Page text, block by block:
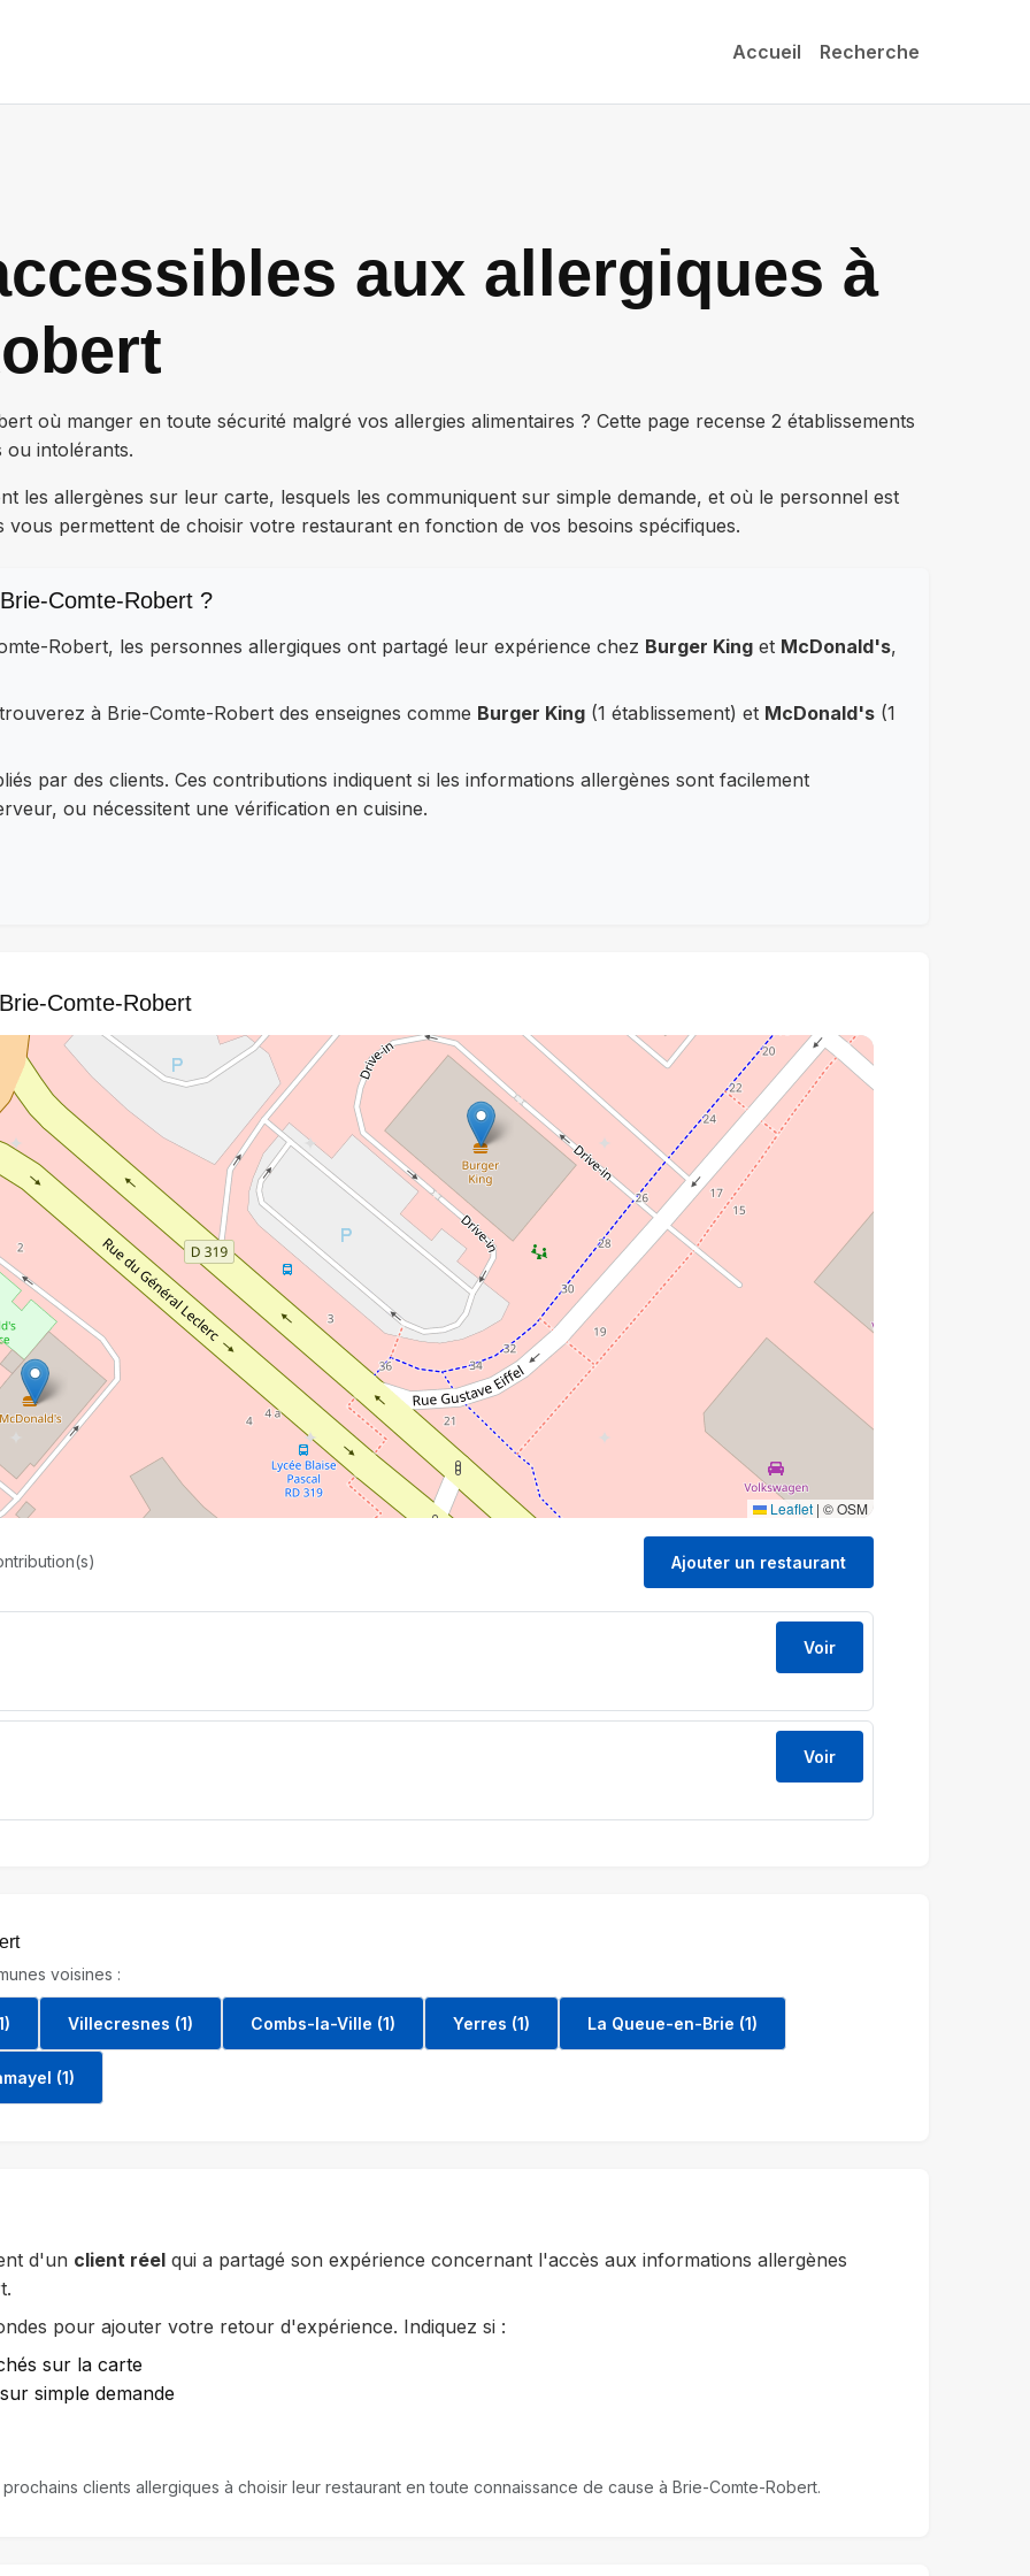
Accueil Recherche
aux allergiques à
où manger en toute sécurité malgré vos allergies alimentaires ? Cette page recense 2 établissements
ou intolérants.
les allergènes sur leur carte, lesquels les communiquent sur simple demande, et où le personnel est
permettent de choisir votre restaurant en fonction de vos besoins spécifiques.
Comte-Robert ?
Robert, les personnes allergiques ont partagé leur expérience chez Burger King et McDonald's,
à Brie-Comte-Robert des enseignes comme Burger King (1 établissement) et McDonald's (1
par des clients. Ces contributions indiquent si les informations allergènes sont facilement
ou nécessitent une vérification en cuisine.
Comte-Robert
Leaflet | © OSM
Ajouter un restaurant
Voir
Voir
voisines :
Villecresnes (1) Combs-la-Ville (1) Yerres (1) La Queue-en-Brie (1)
(1)
d'un client réel qui a partagé son expérience concernant l'accès aux informations allergènes
pour ajouter votre retour d'expérience. Indiquez si :
sur la carte
simple demande
clients allergiques à choisir leur restaurant en toute connaissance de cause à Brie-Comte-Robert.